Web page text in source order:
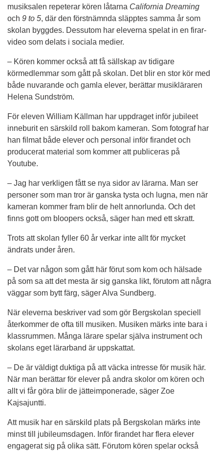
musiksalen repeterar kören låtarna California Dreaming
och 9 to 5, där den förstnämnda släpptes samma år som
skolan byggdes. Dessutom har eleverna spelat in en firar-
video som delats i sociala medier.
– Kören kommer också att få sällskap av tidigare
körmedlemmar som gått på skolan. Det blir en stor kör med
både nuvarande och gamla elever, berättar musikläraren
Helena Sundström.
För eleven William Källman har uppdraget inför jubileet
inneburit en särskild roll bakom kameran. Som fotograf har
han filmat både elever och personal inför firandet och
producerat material som kommer att publiceras på
Youtube.
– Jag har verkligen fått se nya sidor av lärarna. Man ser
personer som man tror är ganska tysta och lugna, men när
kameran kommer fram blir de helt annorlunda. Och det
finns gott om bloopers också, säger han med ett skratt.
Trots att skolan fyller 60 år verkar inte allt för mycket
ändrats under åren.
– Det var någon som gått här förut som kom och hälsade
på som sa att det mesta är sig ganska likt, förutom att några
väggar som bytt färg, säger Alva Sundberg.
När eleverna beskriver vad som gör Bergskolan speciell
återkommer de ofta till musiken. Musiken märks inte bara i
klassrummen. Många lärare spelar själva instrument och
skolans eget lärarband är uppskattat.
– De är väldigt duktiga på att väcka intresse för musik här.
När man berättar för elever på andra skolor om kören och
allt vi får göra blir de jätteimponerade, säger Zoe
Kajsajuntti.
Att musik har en särskild plats på Bergskolan märks inte
minst till jubileumsdagen. Inför firandet har flera elever
engagerat sig på olika sätt. Förutom kören spelar också